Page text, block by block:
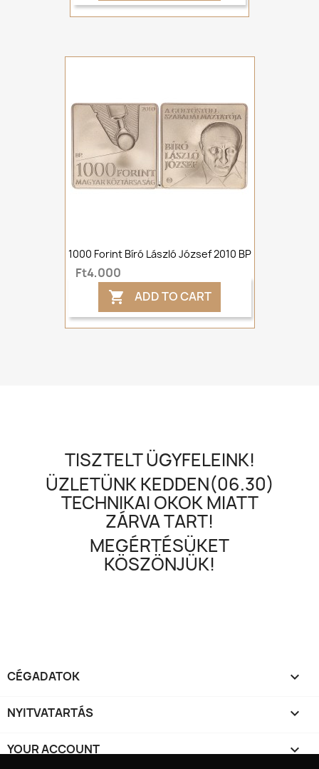
1000 Forint Bíró László József 2010 BP
Ft4,000
 ADD TO CART
TISZTELT ÜGYFELEINK!
ÜZLETÜNK KEDDEN(06.30)
TECHNIKAI OKOK MIATT
ZÁRVA TART!
MEGÉRTÉSÜKET
KÖSZÖNJÜK!
CÉGADATOK 
NYITVATARTÁS 
YOUR ACCOUNT 